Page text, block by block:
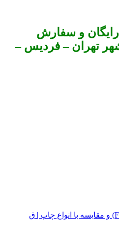
و سفارش
تهران – فردیس –